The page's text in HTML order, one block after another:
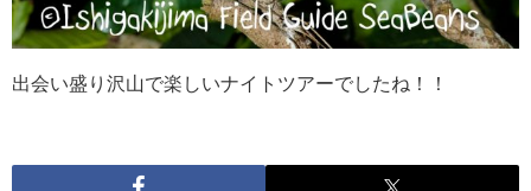
出会い盛り沢山で楽しいナイトツアーでしたね！！